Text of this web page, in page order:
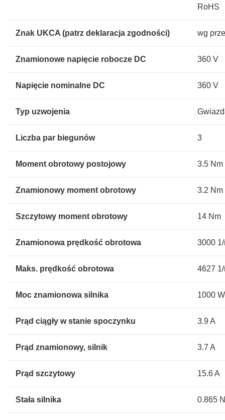
RoHS
Znak UKCA (patrz deklaracja zgodności) wg
Znamionowe napięcie robocze DC 360 V
Napięcie nominalne DC 360 V
Typ uzwojenia
Liczba par biegunów 3
Moment obrotowy postojowy 3.5 Nm
Znamionowy moment obrotowy 3.2 Nm
Szczytowy moment obrotowy 14 Nm
Znamionowa prędkość obrotowa 3000
Maks. prędkość obrotowa 4627
Moc znamionowa silnika 1000 W
Prąd ciągły w stanie spoczynku 3.9 A
Prąd znamionowy, silnik 3.7 A
Prąd szczytowy 15.6 A
Stała silnika 0.865